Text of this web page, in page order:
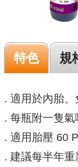
特色 規
. 適用於內胎
. 每瓶附一隻
. 適用胎壓 60
. 建議每半年重